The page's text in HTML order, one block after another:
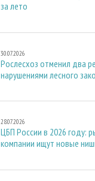
за лето
30.07.2026
Рослесхоз отменил два
нарушениями лесного
28.07.2026
ЦБП России в 2026 году:
компании ищут новые